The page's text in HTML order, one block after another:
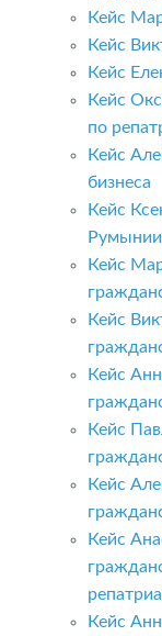
Кейс
Кейс
Кейс
Кейс
по
Кейс
бизнеса
Кейс
Кейс
Кейс
Кейс
Кейс
Кейс
Кейс
Кейс